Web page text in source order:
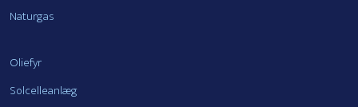
Naturgas
Oliefyr
Solcelleanlæg